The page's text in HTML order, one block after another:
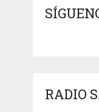
RADIO